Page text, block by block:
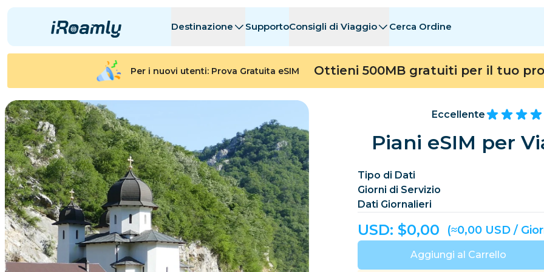
Destinazione SupportoConsigli di Viaggio Cerca Ordine
eSIM Locali
eSIM Regionali
Andorra
Argentina
Azerbaigian
Belgio Bermuda
Bulgaria Cambogia
Ciad
剛果共和國 Costa Rica Costa d’Avorio
Repubblica Ceca Dominica
Europa
Per i nuovi utenti: Prova Gratuita eSIM Ottieni 500MB gratuiti per il tuo
Eccellente
Piani eSIM per
Tipo di Dati
Giorni di Servizio
Dati Giornalieri
USD: $0,00 (≈0,00 USD /
Aggiungi al Carrello